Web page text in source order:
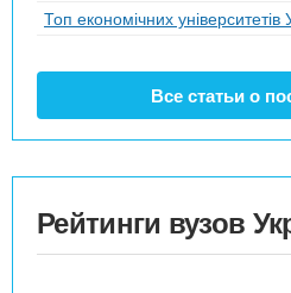
Топ економічних університетів
Все статьи о
Рейтинги вузов